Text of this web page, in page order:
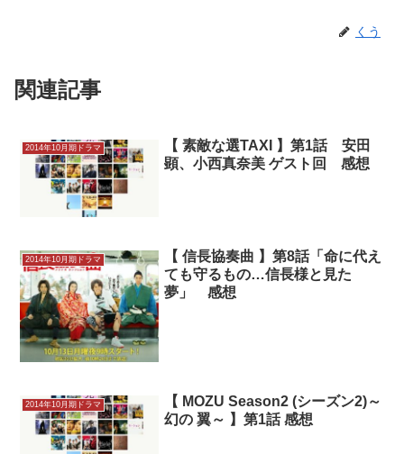
くう
関連記事
2014年10月期ドラマ
【 素敵な選TAXI 】第1話 安田
顕、小西真奈美 ゲスト回 感想
2014年10月期ドラマ
【 信長協奏曲 】第8話「命に代え
ても守るもの…信長様と見た
夢」 感想
2014年10月期ドラマ
【 MOZU Season2 (シーズン2)～
幻の 翼～ 】第1話 感想